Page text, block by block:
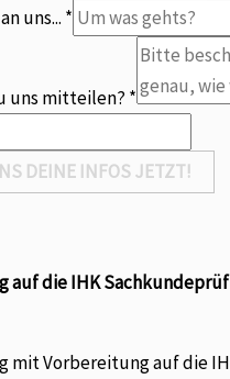
uns... *
uns mitteilen? *
DEINE INFOS JETZT!
auf die IHK
mit Vorbereitung auf die